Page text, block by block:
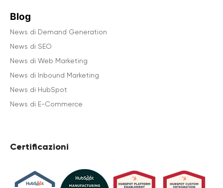
Blog
News di Demand Generation
News di SEO
News di Web Marketing
News di Inbound Marketing
News di HubSpot
News di E-Commerce
Certificazioni